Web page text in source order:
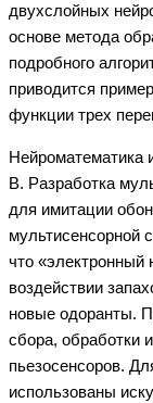
двухслойных
основе метода
подробного
приводится
функции трех
Нейроматематика
В. Разработка
для имитации
мультисенсорной
что «электронный
воздействии
новые одоранты.
сбора, обработки
пьезосенсоров.
использованы